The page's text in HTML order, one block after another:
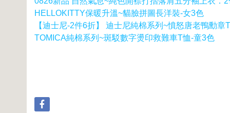
HELLOKITTY保暖升溫~貓臉拼圖長洋裝-女3色
【迪士尼-2件6折】 迪士尼純棉系列~憤怒唐老鴨勳章
TOMICA純棉系列~斑駁數字燙印救難車T恤-童3色